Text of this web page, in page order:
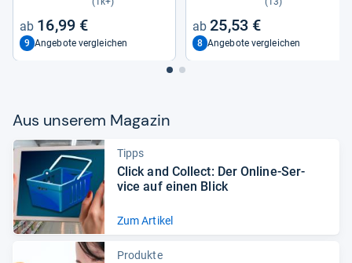
16,99 €
9 Angebote vergleichen
25,53 €
8 Angebote vergleichen
Aus unse­rem Maga­zin
Tipps
Click and Col­lect: Der Online-​Ser­
vice auf einen Blick
Zum Artikel
Produkte